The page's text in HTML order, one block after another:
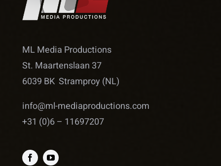
ML Media Productions
St. Maartenslaan 37
6039 BK Stramproy (NL)
info@ml-mediaproductions.com
+31 (0)6 – 11697207